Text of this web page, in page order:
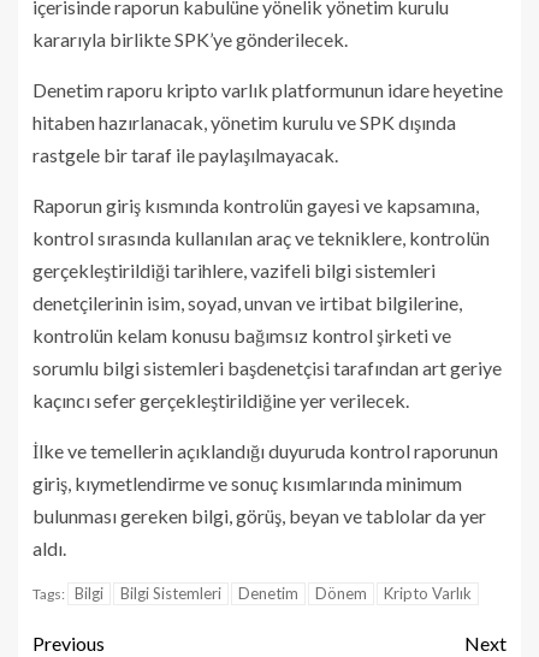
içerisinde raporun kabulüne yönelik yönetim kurulu
kararıyla birlikte SPK’ye gönderilecek.
Denetim raporu kripto varlık platformunun idare heyetine
hitaben hazırlanacak, yönetim kurulu ve SPK dışında
rastgele bir taraf ile paylaşılmayacak.
Raporun giriş kısmında kontrolün gayesi ve kapsamına,
kontrol sırasında kullanılan araç ve tekniklere, kontrolün
gerçekleştirildiği tarihlere, vazifeli bilgi sistemleri
denetçilerinin isim, soyad, unvan ve irtibat bilgilerine,
kontrolün kelam konusu bağımsız kontrol şirketi ve
sorumlu bilgi sistemleri başdenetçisi tarafından art geriye
kaçıncı sefer gerçekleştirildiğine yer verilecek.
İlke ve temellerin açıklandığı duyuruda kontrol raporunun
giriş, kıymetlendirme ve sonuç kısımlarında minimum
bulunması gereken bilgi, görüş, beyan ve tablolar da yer
aldı.
Tags: Bilgi Bilgi Sistemleri Denetim Dönem Kripto Varlık
Previous
Next